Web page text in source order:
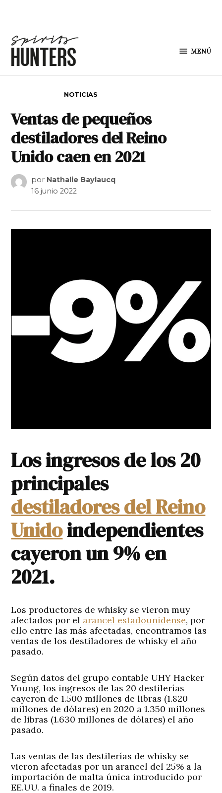
MENÚ
NOTICIAS
Ventas de pequeños
destiladores del Reino
Unido caen en 2021
por Nathalie Baylaucq
16 junio 2022
Los ingresos de los 20
principales
destiladores del Reino
Unidoindependientes
cayeron un 9% en
2021.
Los productores de whisky se vieron muy
afectados por el arancel estadounidense, por
ello entre las más afectadas, encontramos las
ventas de los destiladores de whisky el año
pasado.
Según datos del grupo contable UHY Hacker
Young, los ingresos de las 20 destilerías
cayeron de 1.500 millones de libras (1.820
millones de dólares) en 2020 a 1.350 millones
de libras (1.630 millones de dólares) el año
pasado.
Las ventas de las destilerías de whisky se
vieron afectadas por un arancel del 25% a la
importación de malta única introducido por
EE.UU. a finales de 2019.